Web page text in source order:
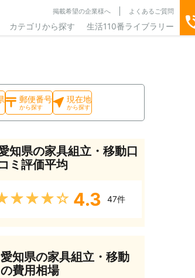
掲載希望の企業様へ よくあるご質問
カテゴリから探す 生活110番ライブラリー
郵便番号
から探す
現在地
から探す
知県の家具組立・移動口
コミ評価平均
4.3 47件
愛知県の家具組立・移動
の費用相場